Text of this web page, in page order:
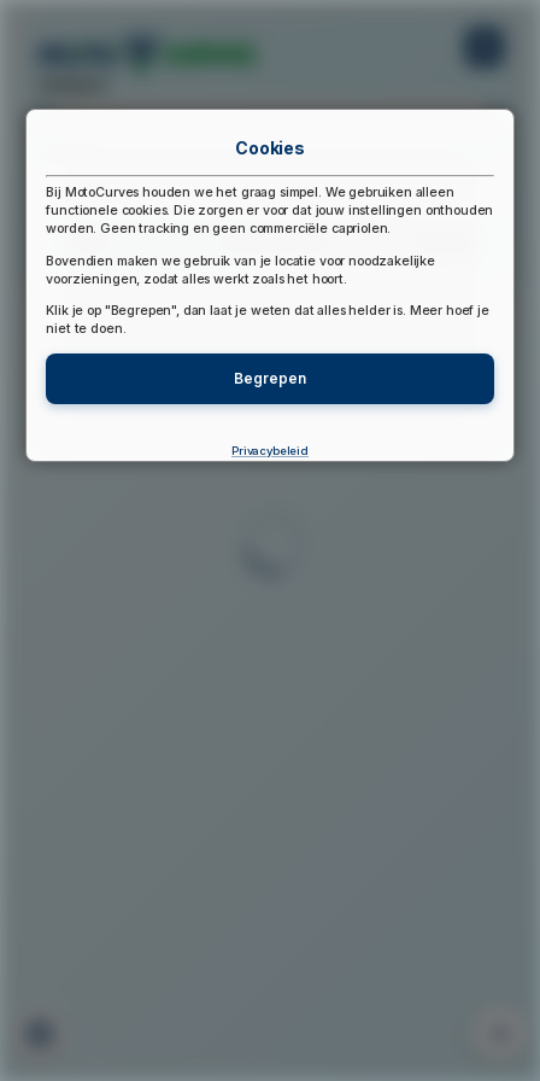
▲
Cookies
Bij MotoCurves houden we het graag simpel. We gebruiken alleen
functionele cookies. Die zorgen er voor dat jouw instellingen onthouden
worden. Geen tracking en geen commerciële capriolen.
Bovendien maken we gebruik van je locatie voor noodzakelijke
voorzieningen, zodat alles werkt zoals het hoort.
Klik je op "Begrepen", dan laat je weten dat alles helder is. Meer hoef je
niet te doen.
Begrepen
Privacybeleid